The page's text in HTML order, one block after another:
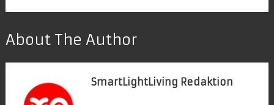
About The Author
SmartLightLiving Redaktion